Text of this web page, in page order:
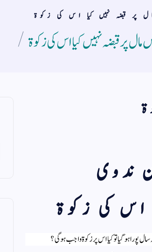
پر قبضہ نہیں کیا اس کی زکوۃ
پر قبضہ نہیں کیا اس کی زکوۃ
ندوی
اس کی زکوۃ
پورا ہو گیا تو کیا اس پر زکوۃ واجب ہوگی ؟